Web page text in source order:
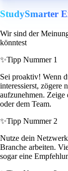
StudySmarter
Wir sind der
könntest
✨Tipp Nummer 1
Sei proaktiv! Wenn
interessierst, zögere
aufzunehmen. Zeige
oder dem Team.
✨Tipp Nummer 2
Nutze dein
Branche arbeiten.
sogar eine